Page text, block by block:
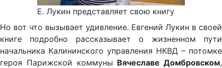
Е. Лукин представляет свою книгу
Но вот что вызывает удивление. Евгений Лукин в своей
книге подробно рассказывает о жизненном пути
начальника Калининского управления НКВД – потомке
героя Парижской коммуны Вячеславе Домбровском,